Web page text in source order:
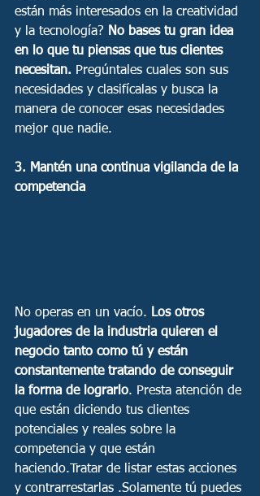
están más interesados en la creatividad
y la tecnología? No bases tu gran idea
en lo que tu piensas que tus clientes
necesitan. Pregúntales cuales son sus
necesidades y clasifícalas y busca la
manera de conocer esas necesidades
mejor que nadie.
3. Mantén una continua vigilancia de la
competencia
No operas en un vacío. Los otros
jugadores de la industria quieren el
negocio tanto como tú y están
constantemente tratando de conseguir
la forma de lograrlo. Presta atención de
que están diciendo tus clientes
potenciales y reales sobre la
competencia y que están
haciendo.Tratar de listar estas acciones
y contrarrestarlas .Solamente tú puedes